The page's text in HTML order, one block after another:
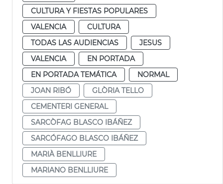
CULTURA Y FIESTAS POPULARES
VALENCIA
CULTURA
TODAS LAS AUDIENCIAS
JESUS
VALENCIA
EN PORTADA
EN PORTADA TEMÁTICA
NORMAL
JOAN RIBÓ
GLÒRIA TELLO
CEMENTERI GENERAL
SARCÒFAG BLASCO IBÁÑEZ
SARCÓFAGO BLASCO IBÁÑEZ
MARIÀ BENLLIURE
MARIANO BENLLIURE